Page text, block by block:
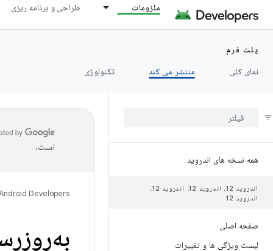
ملزومات طراحی و برنامه ریزی
پلت فرم
نمای کلی
منتشر می کند تکنولوژی
همه نسخه های اندروید
اندروید 12، اندروید 12، اندروید 12،
اندروید 12
صفحه اصلی
لیست ویژگی ها و تغییرات
است.
Developers